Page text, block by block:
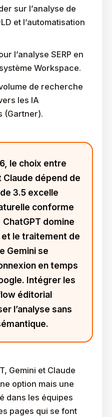
sur l’analyse de
et l’automatisation
l’analyse SERP en
Workspace.
de recherche
les IA
(Gartner).
le choix entre
Claude dépend de
3.5 excelle
conforme
domine
et le traitement de
Gemini se
en temps
Intégrer les
éditorial
l’analyse sans
Gemini et Claude
option mais une
dans les équipes
pages qui se font